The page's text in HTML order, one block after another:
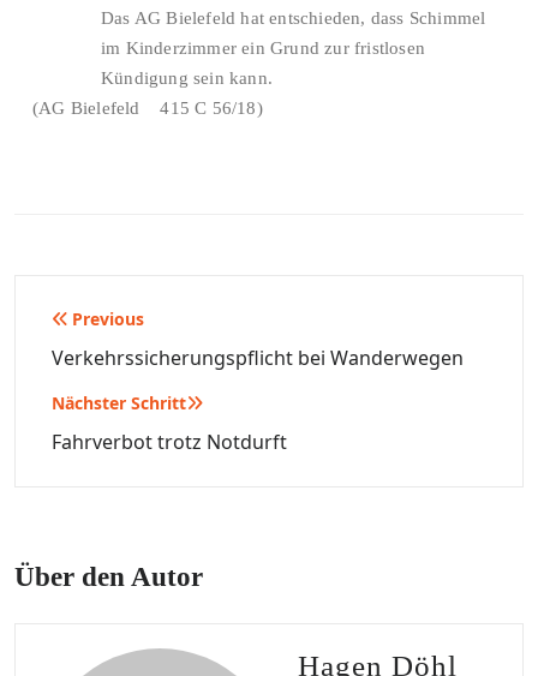
Das AG Bielefeld hat entschieden, dass Schimmel
im Kinderzimmer ein Grund zur fristlosen
Kündigung sein kann.
(AG Bielefeld 415 C 56/18)
Beitragsnavigation
Previous
Verkehrssicherungspflicht bei Wanderwegen
Nächster Schritt
Fahrverbot trotz Notdurft
Über den Autor
Hagen Döhl